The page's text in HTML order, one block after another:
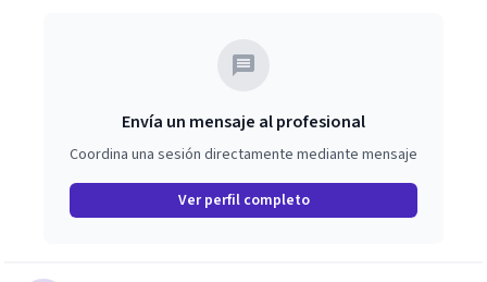
Envía un mensaje al profesional
Coordina una sesión directamente mediante mensaje
Ver perfil completo